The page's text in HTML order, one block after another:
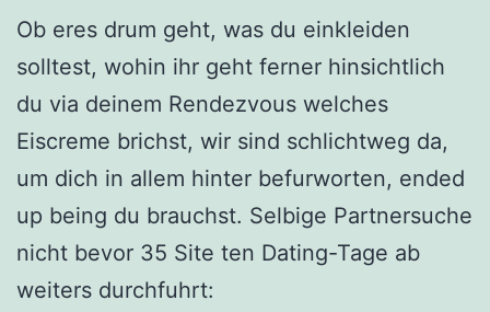
Ob eres drum geht, was du einkleiden
solltest, wohin ihr geht ferner hinsichtlich
du via deinem Rendezvous welches
Eiscreme brichst, wir sind schlichtweg da,
um dich in allem hinter befurworten, ended
up being du brauchst. Selbige Partnersuche
nicht bevor 35 Site ten Dating-Tage ab
weiters durchfuhrt: